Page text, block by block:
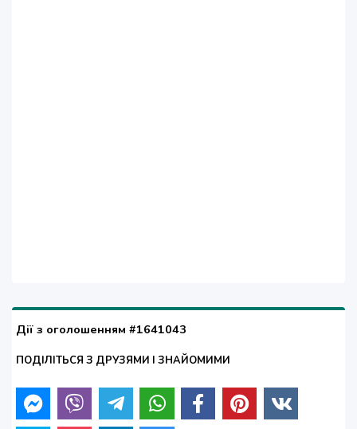
Дії з оголошенням #1641043
ПОДІЛІТЬСЯ З ДРУЗЯМИ І ЗНАЙОМИМИ